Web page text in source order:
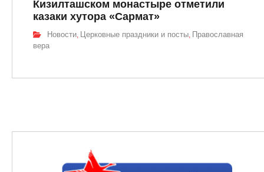
Кизилташском монастыре отметили
казаки хутора «Сармат»
Новости, Церковные праздники и посты, Православная
вера